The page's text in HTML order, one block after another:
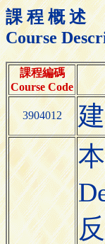
課 程 概 述
Course
課程編碼
Course Code
3904012